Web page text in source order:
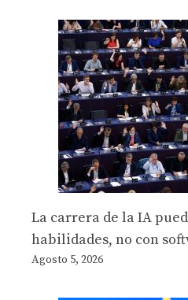
La carrera de la IA
habilidades, no con
Agosto 5, 2026